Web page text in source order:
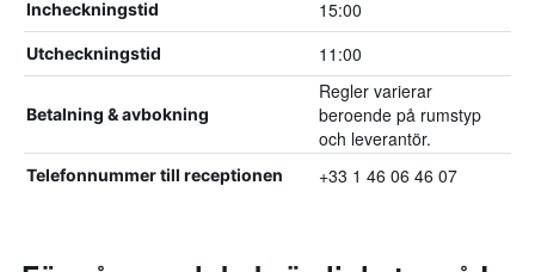
Incheckningstid 15:00
Utcheckningstid 11:00
Betalning & avbokning
Regler varierar
beroende på rumstyp
och leverantör.
Telefonnummer till receptionen +33 1 46 06 46 07